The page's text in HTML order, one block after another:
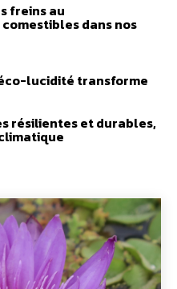
freins au
dans nos
lucidité transforme
résilientes et durables,